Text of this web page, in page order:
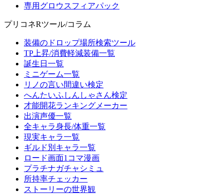
専用グロウスフィアパック
プリコネRツール/コラム
装備のドロップ場所検索ツール
TP上昇/消費軽減装備一覧
誕生日一覧
ミニゲーム一覧
リノの言い間違い検定
へんたいふしんしゃさん検定
才能開花ランキングメーカー
出演声優一覧
全キャラ身長/体重一覧
現実キャラ一覧
ギルド別キャラ一覧
ロード画面1コマ漫画
プラチナガチャシミュ
所持率チェッカー
ストーリーの世界観